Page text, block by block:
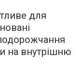
для
на внутрішню